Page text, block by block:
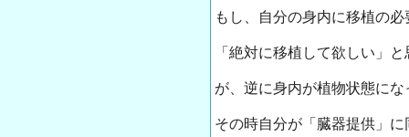
もし、自分の身内に移植の
「絶対に移植して欲しい」
が、逆に身内が植物状態に
その時自分が「臓器提供」